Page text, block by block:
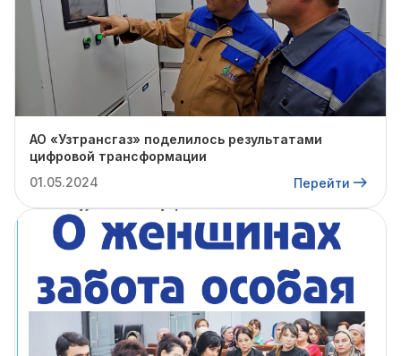
АО «Узтрансгаз» поделилось результатами
цифровой трансформации
01.05.2024
Перейти